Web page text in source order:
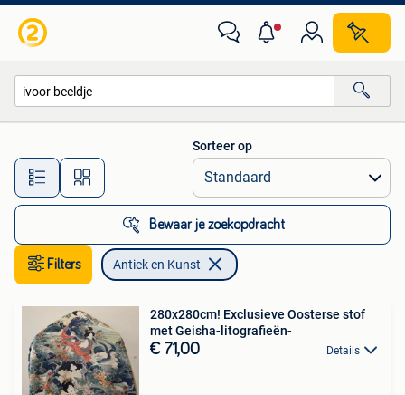
Alle afstanden…
Sorteer op
Bewaar je zoekopdracht
Filters Antiek en Kunst
280x280cm! Exclusieve Oosterse stof
met Geisha-litografieën-
€ 71,00 Details